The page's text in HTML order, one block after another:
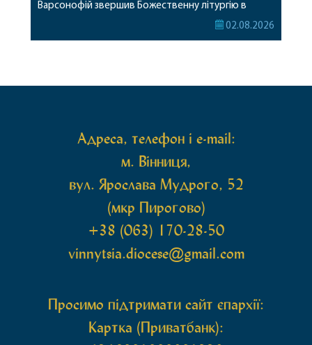
Варсонофій звершив Божественну літургію в
Барському жіночому монастирі. Перед початком
02.08.2026
Адреса, телефон і e-mail:
м. Вінниця,
вул. Ярослава Мудрого, 52
(мкр Пирогово)
+38 (063) 170-28-50
vinnytsia.diocese@gmail.com
Просимо підтримати сайт єпархії:
Картка (Приватбанк):